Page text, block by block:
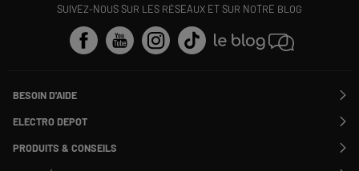
SUIVEZ-NOUS SUR LES RÉSEAUX ET SUR NOTRE BLOG
BESOIN D'AIDE
Suivre ma commande
Modifier ou annuler ma commande
SAV
ELECTRO DEPOT
PRODUITS & CONSEILS
Nos marques